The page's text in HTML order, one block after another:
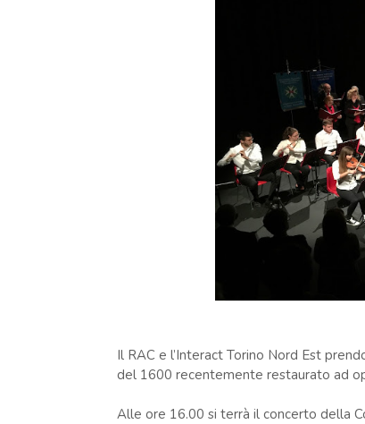
Il RAC e l’Interact Torino Nord Est
del 1600 recentemente restaurato ad
Alle ore 16.00 si terrà il concerto della